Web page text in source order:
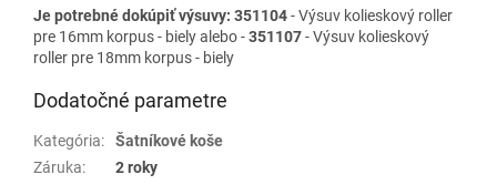
Je potrebnédokúpiť výsuvy: 351104- Výsuv kolieskový roller
pre 16mm korpus - biely alebo -351107- Výsuv kolieskový
roller pre 18mm korpus - biely
Dodatočné parametre
Kategória:
Šatníkové koše
Záruka: 2 roky